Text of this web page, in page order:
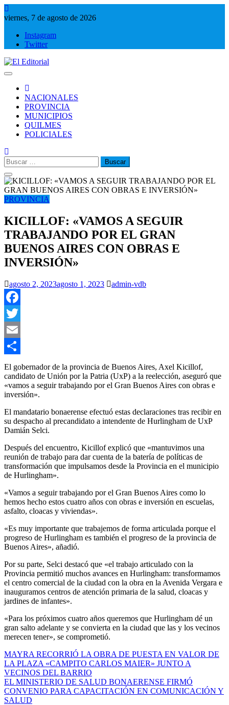
Saltar
al
viernes, 7 de agosto de 2026
Instagram
Twitter
NACIONALES
PROVINCIA
MUNICIPIOS
QUILMES
POLICIALES
Buscar:
PROVINCIA
KICILLOF: «VAMOS A SEGUIR
TRABAJANDO POR EL GRAN
BUENOS AIRES CON OBRAS E
INVERSIÓN»
agosto 2, 2023agosto 1, 2023 admin-vdb
Facebook
Twitter
Email
Compartir
El gobernador de la provincia de Buenos Aires, Axel Kicillof,
candidato de Unión por la Patria (UxP) a la reelección, aseguró que
«vamos a seguir trabajando por el Gran Buenos Aires con obras e
inversión».
El mandatario bonaerense efectuó estas declaraciones tras recibir en
su despacho al precandidato a intendente de Hurlingham de UxP
Damián Selci.
Después del encuentro, Kicillof explicó que «mantuvimos una
reunión de trabajo para dar cuenta de la batería de políticas de
transformación que impulsamos desde la Provincia en el municipio
de Hurlingham».
«Vamos a seguir trabajando por el Gran Buenos Aires como lo
hemos hecho estos cuatro años con obras e inversión en escuelas,
asfalto, cloacas y viviendas».
«Es muy importante que trabajemos de forma articulada porque el
progreso de Hurlingham es también el progreso de la provincia de
Buenos Aires», añadió.
Por su parte, Selci destacó que «el trabajo articulado con la
Provincia permitió muchos avances en Hurlingham: transformamos
el centro comercial de la ciudad con la obra en la Avenida Vergara e
inauguramos centros de atención primaria de la salud, cloacas y
jardines de infantes».
«Para los próximos cuatro años queremos que Hurlingham dé un
gran salto adelante y se convierta en la ciudad que las y los vecinos
merecen tener», se comprometió.
Navegación
de
entradas
MAYRA RECORRIÓ LA OBRA DE PUESTA EN VALOR DE
LA PLAZA «CAMPITO CARLOS MAIER» JUNTO A
VECINOS DEL BARRIO
EL MINISTERIO DE SALUD BONAERENSE FIRMÓ
CONVENIO PARA CAPACITACIÓN EN COMUNICACIÓN Y
SALUD